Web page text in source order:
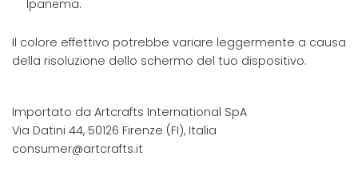
Ipanema.
Il colore effettivo potrebbe variare leggermente a causa
della risoluzione dello schermo del tuo dispositivo.
Importato da Artcrafts International SpA
Via Datini 44, 50126 Firenze (FI), Italia
consumer@artcrafts.it